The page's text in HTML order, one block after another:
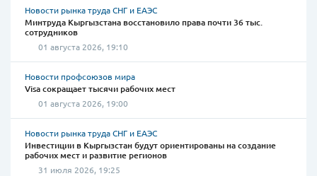
Новости рынка труда СНГ и ЕАЭС
Минтруда Кыргызстана восстановило права почти 36 тыс.
сотрудников
01 августа 2026, 19:10
Новости профсоюзов мира
Visa сокращает тысячи рабочих мест
01 августа 2026, 19:00
Новости рынка труда СНГ и ЕАЭС
Инвестиции в Кыргызстан будут ориентированы на создание
рабочих мест и развитие регионов
31 июля 2026, 19:25